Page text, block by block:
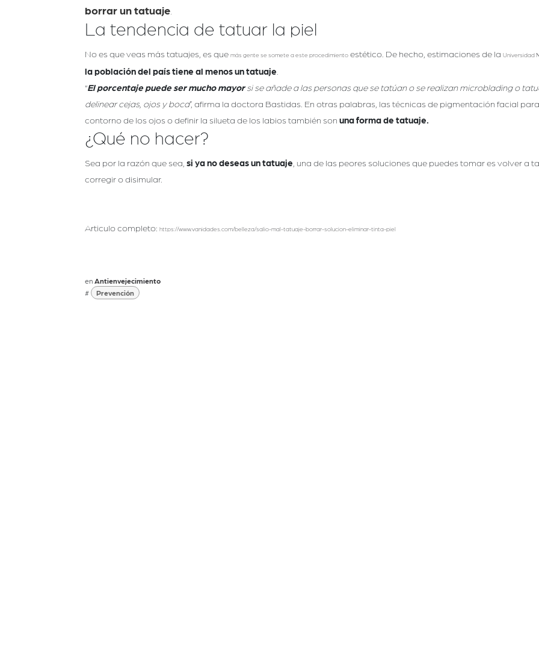
borrar un tatuaje
La tendencia de tatuar la piel
No es que veas más tatuajes, es quemás gente se somete a este procedimiento estético. De hecho, estimaciones de laUniversidad
la población del país tiene al menos un tatuaje
“El porcentaje puede ser mucho mayorsi se añade a las personas que se tatúan o se realizan microblading o
delinear cejas, ojos y boca”, afirma la doctora Bastidas. En otras palabras, las técnicas de pigmentación facial
contorno de los ojos o definir la silueta de los labios también sonuna forma de tatuaje.
¿Qué no hacer?
Sea por la razón que sea,si ya no deseas un tatuaje , una de las peores soluciones que puedes tomar es volver a
corregir o disimular.
Articulo completo:https://www.vanidades.com/belleza/salio-mal-tatuaje-borrar-solucion-eliminar-tinta-piel
enAntienvejecimiento
#
Prevención